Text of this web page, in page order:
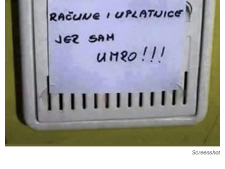
Screenshot